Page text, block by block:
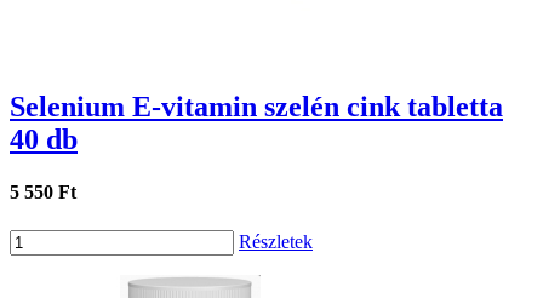
Selenium E-vitamin szelén cink tabletta
40 db
5 550 Ft
Részletek